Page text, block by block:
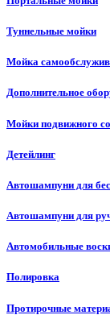
Туннельные мойки
Мойка
Дополнительное
Мойки подвижного
Детейлинг
Автошампуни для
Автошампуни для
Автомобильные
Полировка
Протирочные